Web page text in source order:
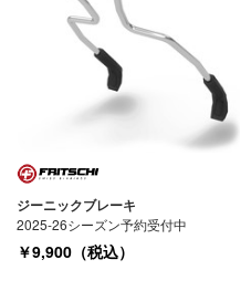
ジーニックブレーキ
2025-26シーズン予約受付中
￥9,900（税込）